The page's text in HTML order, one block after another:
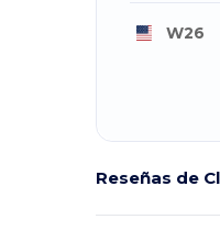
W26
Reseñas de